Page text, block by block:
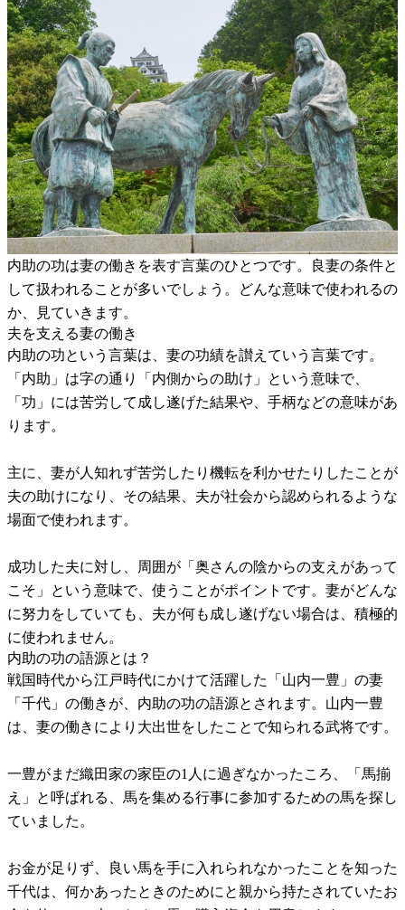
内助の功は妻の働きを表す言葉のひとつです。良妻の条件と
して扱われることが多いでしょう。どんな意味で使われるの
か、見ていきます。
夫を支える妻の働き
内助の功という言葉は、妻の功績を讃えていう言葉です。
「内助」は字の通り「内側からの助け」という意味で、
「功」には苦労して成し遂げた結果や、手柄などの意味があ
ります。
主に、妻が人知れず苦労したり機転を利かせたりしたことが
夫の助けになり、その結果、夫が社会から認められるような
場面で使われます。
成功した夫に対し、周囲が「奥さんの陰からの支えがあって
こそ」という意味で、使うことがポイントです。妻がどんな
に努力をしていても、夫が何も成し遂げない場合は、積極的
に使われません。
内助の功の語源とは？
戦国時代から江戸時代にかけて活躍した「山内一豊」の妻
「千代」の働きが、内助の功の語源とされます。山内一豊
は、妻の働きにより大出世をしたことで知られる武将です。
一豊がまだ織田家の家臣の1人に過ぎなかったころ、「馬揃
え」と呼ばれる、馬を集める行事に参加するための馬を探し
ていました。
お金が足りず、良い馬を手に入れられなかったことを知った
千代は、何かあったときのためにと親から持たされていたお